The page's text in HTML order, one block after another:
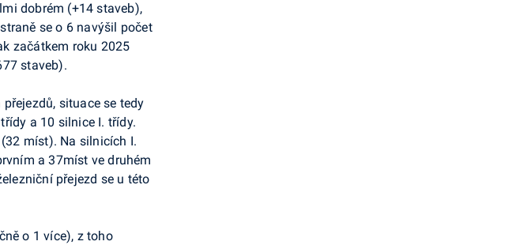
dobrém (+14 staveb),
se o 6 navýšil počet
začátkem roku 2025
staveb).
situace se tedy
a 10 silnice I. třídy.
míst). Na silnicích I.
a 37míst ve druhém
přejezd se u této
o 1 více), z toho